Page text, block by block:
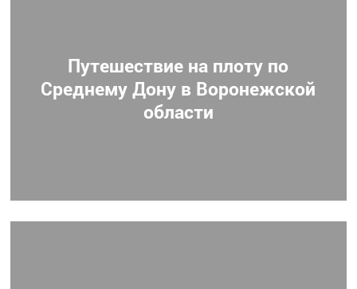
Путешествие на плоту по
Среднему Дону в Воронежской
области